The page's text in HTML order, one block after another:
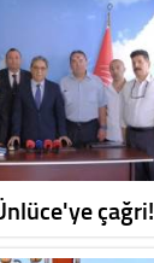
çağri!